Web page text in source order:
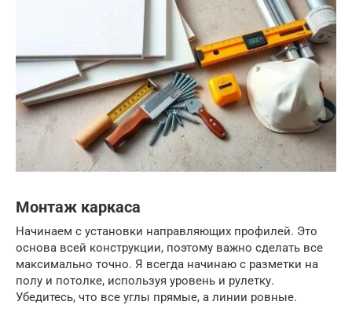
Монтаж каркаса
Начинаем с установки направляющих профилей. Это
основа всей конструкции, поэтому важно сделать все
максимально точно. Я всегда начинаю с разметки на
полу и потолке, используя уровень и рулетку.
Убедитесь, что все углы прямые, а линии ровные.